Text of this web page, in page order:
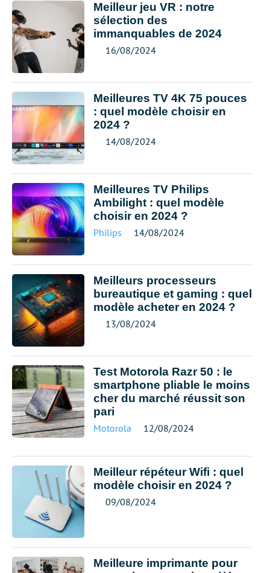
Meilleur jeu VR : notre
sélection des
immanquables de 2024
16/08/2024
Meilleures TV 4K 75 pouces
: quel modèle choisir en
2024 ?
14/08/2024
Meilleures TV Philips
Ambilight : quel modèle
choisir en 2024 ?
Philips 14/08/2024
Meilleurs processeurs
bureautique et gaming : quel
modèle acheter en 2024 ?
13/08/2024
Test Motorola Razr 50 : le
smartphone pliable le moins
cher du marché réussit son
pari
Motorola 12/08/2024
Meilleur répéteur Wifi : quel
modèle choisir en 2024 ?
09/08/2024
Meilleure imprimante pour